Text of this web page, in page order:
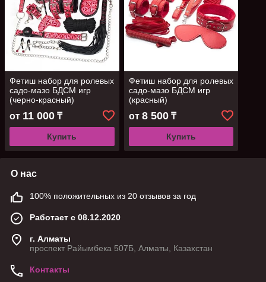
Фетиш набор для ролевых
садо-мазо БДСМ игр
(черно-красный)
от 11 000 ₸
Купить
Фетиш набор для ролевых
садо-мазо БДСМ игр
(красный)
от 8 500₸
Купить
О нас
100% положительных из 20 отзывов за год
Работает с 08.12.2020
г. Алматы
проспект Райымбека 507Б, Алматы, Казахстан
Контакты